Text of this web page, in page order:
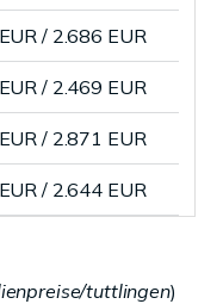
/ 2.686 EUR
/ 2.469 EUR
/ 2.871 EUR
/ 2.644 EUR
tuttlingen)